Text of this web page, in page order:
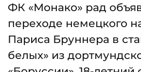
ФК «Монако» рад
переходе немецкого
Париса Бруннера в
белых» из